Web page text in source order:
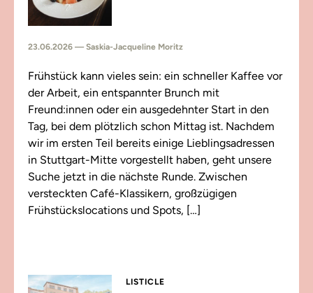
23.06.2026 — Saskia-Jacqueline Moritz
Frühstück kann vieles sein: ein schneller Kaffee vor
der Arbeit, ein entspannter Brunch mit
Freund:innen oder ein ausgedehnter Start in den
Tag, bei dem plötzlich schon Mittag ist. Nachdem
wir im ersten Teil bereits einige Lieblingsadressen
in Stuttgart-Mitte vorgestellt haben, geht unsere
Suche jetzt in die nächste Runde. Zwischen
versteckten Café-Klassikern, großzügigen
Frühstückslocations und Spots, […]
LISTICLE